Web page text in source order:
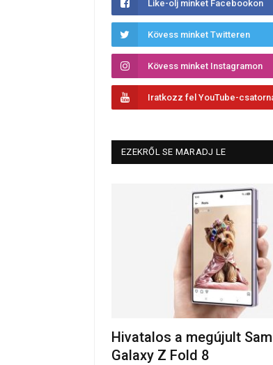
Like-olj minket Facebookon
Kövess minket Twitteren
Kövess minket Instagramon
Iratkozz fel YouTube-
EZEKRŐL SE MARADJ LE
Hivatalos a megújult
Galaxy Z Fold 8